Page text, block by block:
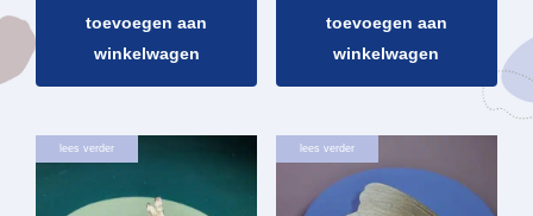
toevoegen aan
winkelwagen
toevoegen aan
winkelwagen
lees verder lees verder